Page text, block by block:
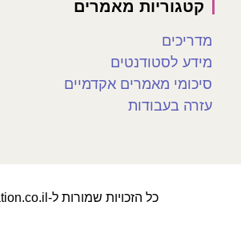
קטגוריות מאמרים
מדריכים
מידע לסטודנטים
סיכומי מאמרים אקדמיים
עזרה בעבודות
כל הזכויות שמורות ל-onovation.co.il